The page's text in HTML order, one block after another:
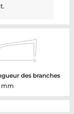
des branches
mm